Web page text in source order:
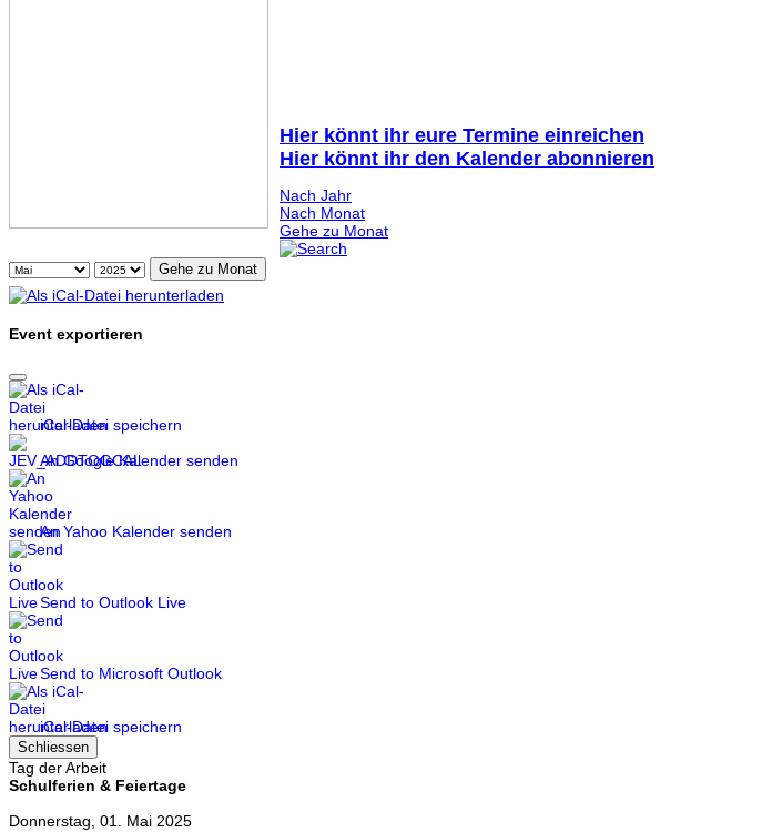
Hier könnt ihr eure Termine einreichen
Hier könnt ihr den Kalender abonnieren
Nach Jahr
Nach Monat
Gehe zu Monat
Gehe zu Monat
Event exportieren
iCal-Datei speichern
An Google Kalender senden
An Yahoo Kalender senden
Send to Outlook Live
Send to Microsoft Outlook
iCal-Datei speichern
Schliessen
Tag der Arbeit
Schulferien & Feiertage
Donnerstag, 01. Mai 2025